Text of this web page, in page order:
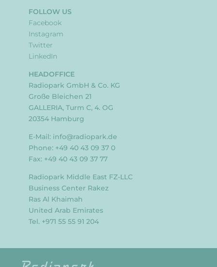
FOLLOW US
Facebook
Instagram
Twitter
LinkedIn
HEADOFFICE
Radiopark GmbH & Co. KG
Große Bleichen 21
GALLERIA, Turm C, 4. OG
20354 Hamburg
E-Mail: info@radiopark.de
Phone: +49 40 43 09 37 0
Fax: +49 40 43 09 37 77
Radiopark Middle East FZ-LLC
Business Center Rakez
Ras Al Khaimah
United Arab Emirates
Tel. +971 55 55 91 204